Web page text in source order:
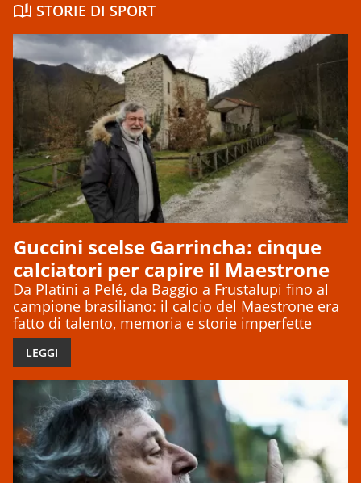
STORIE DI SPORT
Guccini scelse Garrincha: cinque
calciatori per capire il Maestrone
Da Platini a Pelé, da Baggio a Frustalupi fino al
campione brasiliano: il calcio del Maestrone era
fatto di talento, memoria e storie imperfette
LEGGI